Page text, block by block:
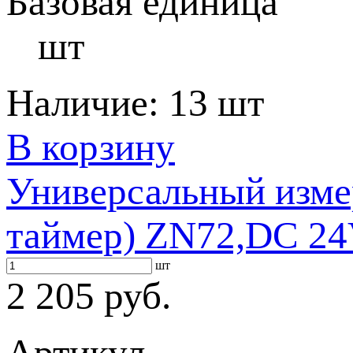
шт
Наличие: 13 шт
В корзину
Универсальный
таймер) ZN72,DC
шт
2 205 руб.